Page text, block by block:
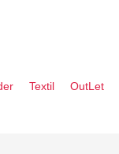
Textil OutLet